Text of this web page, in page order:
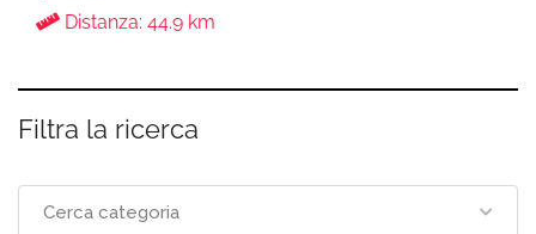
Distanza: 44.9 km
Filtra la ricerca
Cerca categoria